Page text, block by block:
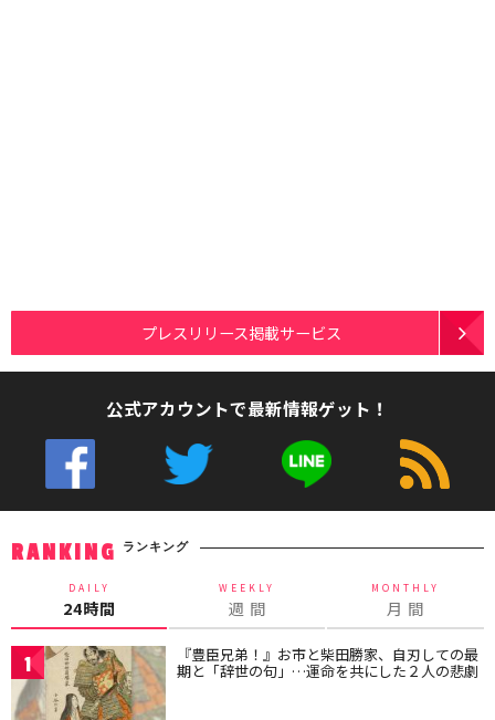
プレスリリース掲載サービス
公式アカウントで最新情報ゲット！
RANKING ランキング
DAILY
24時間
WEEKLY
週 間
MONTHLY
月 間
1 『豊臣兄弟！』お市と柴田勝家、自刃しての最
期と「辞世の句」…運命を共にした２人の悲劇